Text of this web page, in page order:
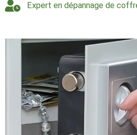
Expert en dépannage de